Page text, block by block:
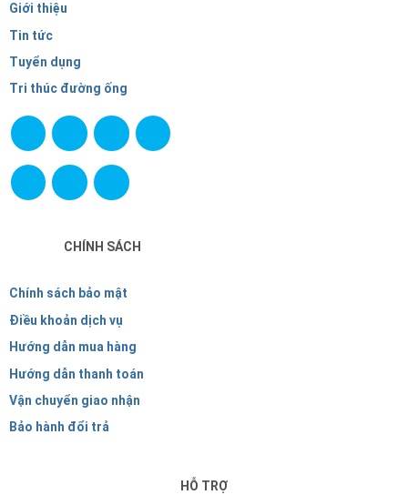
Giới thiệu
Tin tức
Tuyển dụng
Tri thúc đường ống
CHÍNH SÁCH
Chính sách bảo mật
Điều khoản dịch vụ
Hướng dẫn mua hàng
Hướng dẫn thanh toán
Vận chuyển giao nhận
Bảo hành đổi trả
HỖ TRỢ